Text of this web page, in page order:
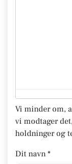
Vi minder om,
vi modtager
holdninger og
Dit navn *